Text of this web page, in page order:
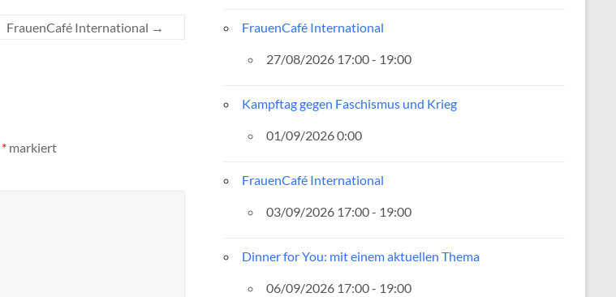
FrauenCafé International →
* markiert
FrauenCafé International
27/08/2026 17:00 - 19:00
Kampftag gegen Faschismus und Krieg
01/09/2026 0:00
FrauenCafé International
03/09/2026 17:00 - 19:00
Dinner for You: mit einem aktuellen Thema
06/09/2026 17:00 - 19:00